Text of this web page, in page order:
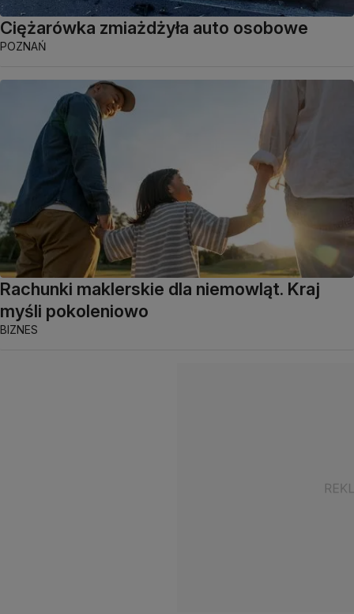
Ciężarówka zmiażdżyła auto osobowe
POZNAŃ
Rachunki maklerskie dla niemowląt. Kraj
myśli pokoleniowo
BIZNES